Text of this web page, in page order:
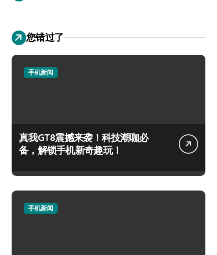
您错过了
手机新闻
真我GT8震撼来袭！科技潮咖必
备，解锁手机新奇趣玩！
手机新闻